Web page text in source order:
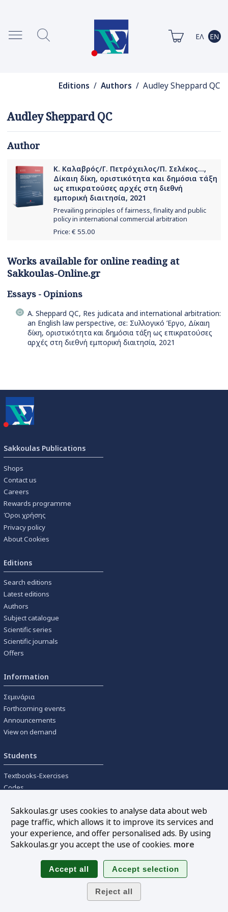
Editions / Authors / Audley Sheppard QC
Audley Sheppard QC
Author
Κ. Καλαβρός/Γ. Πετρόχειλος/Π. Σελέκος...,
Δίκαιη δίκη, οριστικότητα και δημόσια τάξη
ως επικρατούσες αρχές στη διεθνή
εμπορική διαιτησία, 2021
Prevailing principles of fairness, finality and public
policy in international commercial arbitration
Price: € 55.00
Works available for online reading at
Sakkoulas-Online.gr
Essays - Opinions
A. Sheppard QC, Res judicata and international arbitration:
an English law perspective, σε: Συλλογικό Έργο, Δίκαιη
δίκη, οριστικότητα και δημόσια τάξη ως επικρατούσες
αρχές στη διεθνή εμπορική διαιτησία, 2021
Sakkoulas Publications
Shops
Contact us
Careers
Rewards programme
Όροι χρήσης
Privacy policy
About Cookies
Editions
Search editions
Latest editions
Authors
Subject catalogue
Scientific series
Scientific journals
Offers
Information
Σεμινάρια
Forthcoming events
Announcements
View on demand
Students
Textbooks-Exercises
Codes
Tools
Online interest calculation
Follow us
Sakkoulas.gr uses cookies to analyse data about web
page traffic, which allows it to improve its services and
your experience, and offer personalised ads. By using
Sakkoulas.gr you accept the use of cookies. more